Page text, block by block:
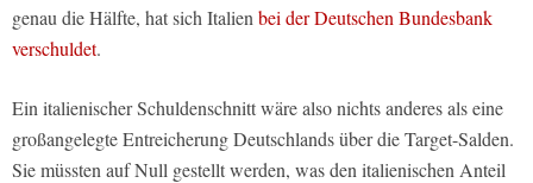
genau die Hälfte, hat sich Italien bei der Deutschen Bundesbank
verschuldet.
Ein italienischer Schuldenschnitt wäre also nichts anderes als eine
großangelegte Entreicherung Deutschlands über die Target-Salden.
Sie müssten auf Null gestellt werden, was den italienischen Anteil